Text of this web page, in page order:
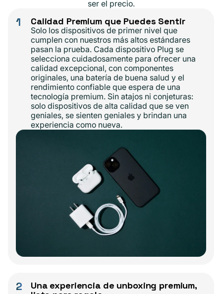
ser el precio.
1 Calidad Premium que Puedes Sentir
Solo los dispositivos de primer nivel que
cumplen con nuestros más altos estándares
pasan la prueba. Cada dispositivo Plug se
selecciona cuidadosamente para ofrecer una
calidad excepcional, con componentes
originales, una batería de buena salud y el
rendimiento confiable que espera de una
tecnología premium. Sin atajos ni conjeturas:
solo dispositivos de alta calidad que se ven
geniales, se sienten geniales y brindan una
experiencia como nueva.
2
Una experiencia de unboxing premium,